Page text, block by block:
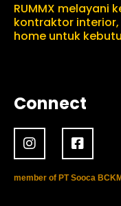
RUMMX melayani
kontraktor
home untuk
Connect
member of PT Sooca